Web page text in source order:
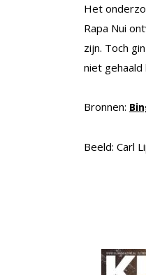
Het
Rapa Nui
zijn. Toch
niet
Bronnen:
Beeld: Carl